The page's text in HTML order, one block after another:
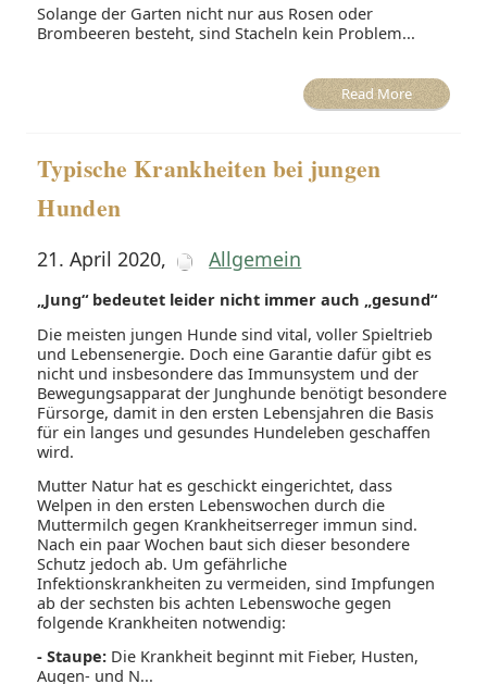
Solange der Garten nicht nur aus Rosen oder
Brombeeren besteht, sind Stacheln kein Problem...
Read More
Typische Krankheiten bei jungen
Hunden
21. April 2020, Allgemein
„Jung“ bedeutet leider nicht immer auch „gesund“
Die meisten jungen Hunde sind vital, voller Spieltrieb
und Lebensenergie. Doch eine Garantie dafür gibt es
nicht und insbesondere das Immunsystem und der
Bewegungsapparat der Junghunde benötigt besondere
Fürsorge, damit in den ersten Lebensjahren die Basis
für ein langes und gesundes Hundeleben geschaffen
wird.
Mutter Natur hat es geschickt eingerichtet, dass
Welpen in den ersten Lebenswochen durch die
Muttermilch gegen Krankheitserreger immun sind.
Nach ein paar Wochen baut sich dieser besondere
Schutz jedoch ab. Um gefährliche
Infektionskrankheiten zu vermeiden, sind Impfungen
ab der sechsten bis achten Lebenswoche gegen
folgende Krankheiten notwendig:
- Staupe: Die Krankheit beginnt mit Fieber, Husten,
Augen- und N...